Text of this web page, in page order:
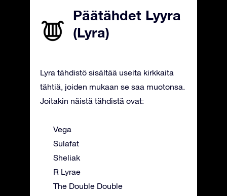
Päätähdet Lyyra
(Lyra)
Lyra tähdistö sisältää useita kirkkaita
tähtiä, joiden mukaan se saa muotonsa.
Joitakin näistä tähdistä ovat:
Vega
Sulafat
Sheliak
R Lyrae
The Double Double